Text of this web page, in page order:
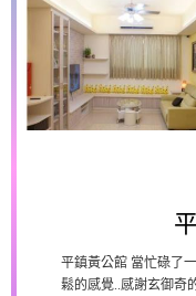
平鎮黃公館 當忙碌了
鬆的感覺..感謝玄御奇